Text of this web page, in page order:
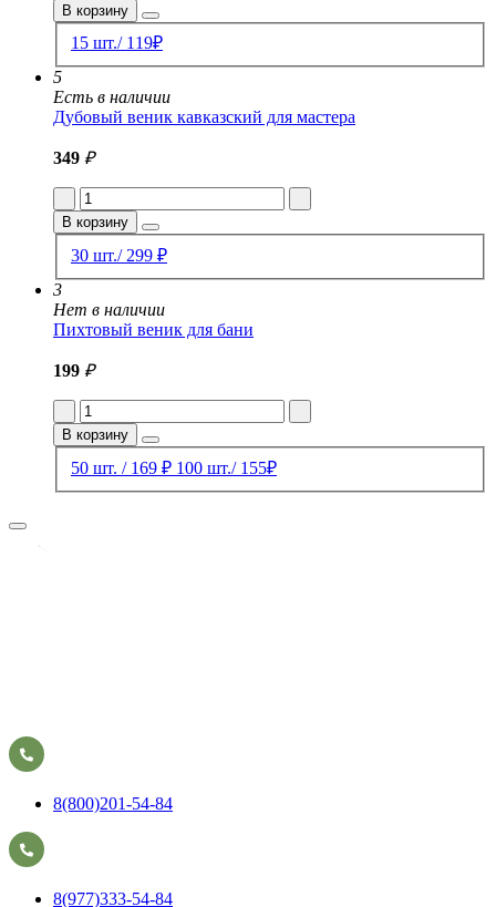
В корзину
15 шт./ 119₽
5
Есть в наличии
Дубовый веник кавказский для мастера
349 ₽
В корзину
30 шт./ 299 ₽
3
Нет в наличии
Пихтовый веник для бани
199 ₽
В корзину
50 шт. / 169 ₽ 100 шт./ 155₽
8(800)201-54-84
8(977)333-54-84